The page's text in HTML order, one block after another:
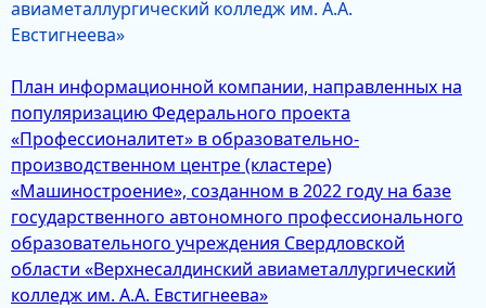
авиаметаллургический колледж им. А.А.
Евстигнеева»
План информационной компании, направленных на
популяризацию Федерального проекта
«Профессионалитет» в образовательно-
производственном центре (кластере)
«Машиностроение», созданном в 2022 году на базе
государственного автономного профессионального
образовательного учреждения Свердловской
области «Верхнесалдинский авиаметаллургический
колледж им. А.А. Евстигнеева»